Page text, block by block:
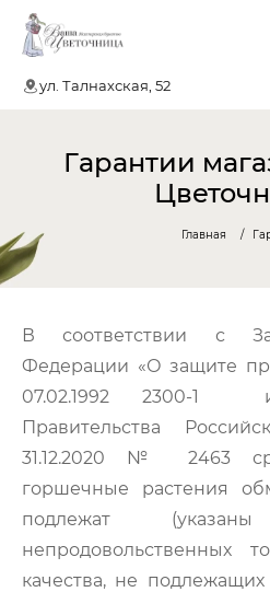
ул. Талнахская, 52
Гарантии
Главная
В соответствии с
Федерации «О защите
07.02.1992 2300-1 и
Правительства
31.12.2020 № 2463
горшечные растения
подлежат
непродовольственных
качества, не